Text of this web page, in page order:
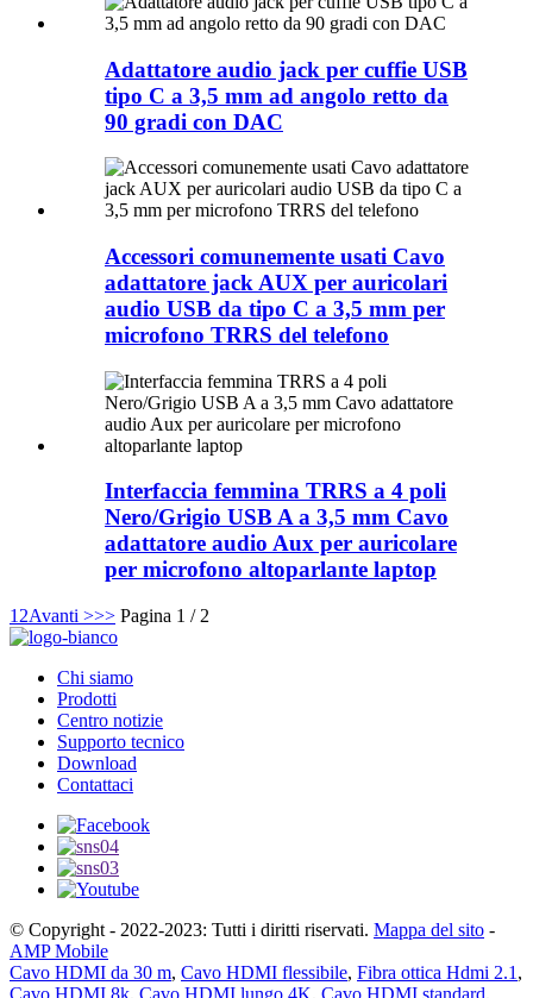
Adattatore audio jack per cuffie USB
tipo C a 3,5 mm ad angolo retto da
90 gradi con DAC
Accessori comunemente usati Cavo
adattatore jack AUX per auricolari
audio USB da tipo C a 3,5 mm per
microfono TRRS del telefono
Interfaccia femmina TRRS a 4 poli
Nero/Grigio USB A a 3,5 mm Cavo
adattatore audio Aux per auricolare
per microfono altoparlante laptop
1 2Avanti >>> Pagina 1 / 2
Chi siamo
Prodotti
Centro notizie
Supporto tecnico
Download
Contattaci
© Copyright - 2022-2023: Tutti i diritti riservati. Mappa del sito -
AMP Mobile
Cavo HDMI da 30 m, Cavo HDMI flessibile, Fibra ottica Hdmi 2.1 ,